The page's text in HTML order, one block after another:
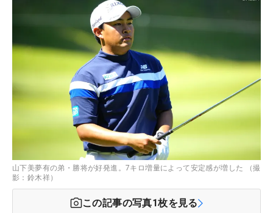
山下美夢有の弟・勝将が好発進。7キロ増量によって安定感が増した （撮
影：鈴木祥）
この記事の写真1枚を見る